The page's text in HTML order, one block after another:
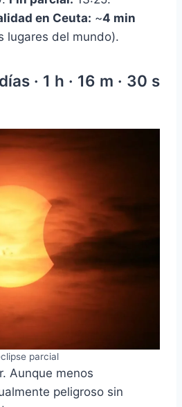
en Ceuta: ~4 min
lugares del mundo).
· 1 h · 16 m · 29 s
parcial
Aunque menos
peligroso sin